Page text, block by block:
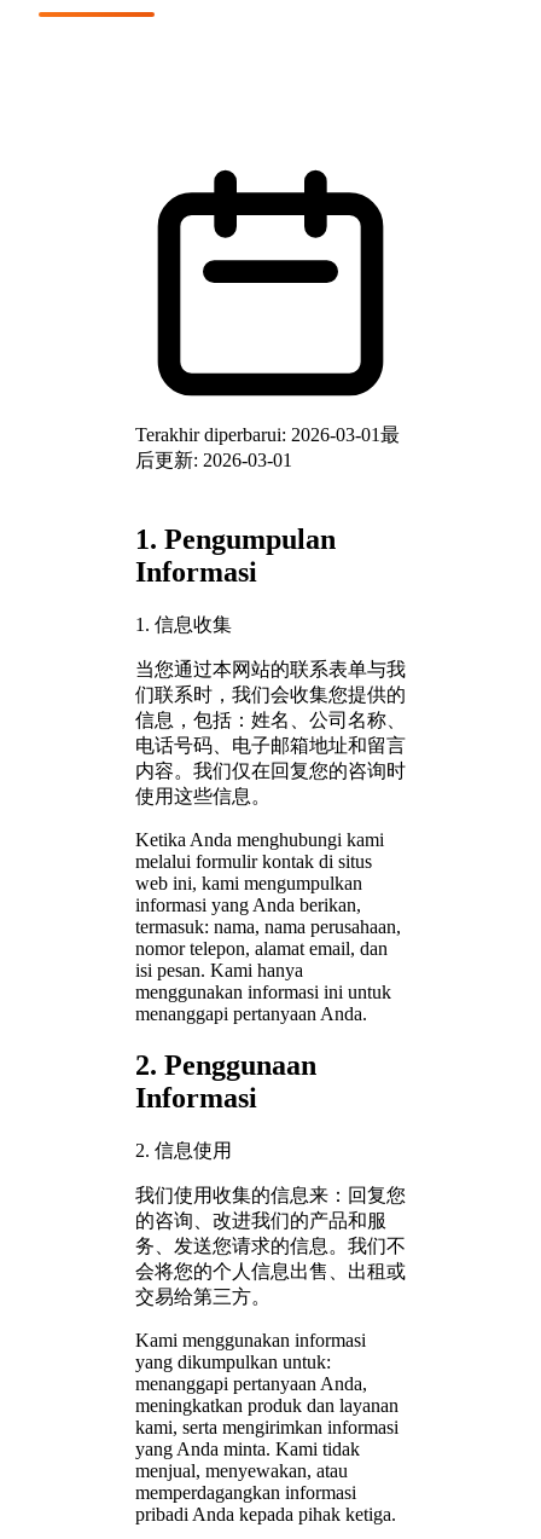
Terakhir diperbarui: 2026-03-01最
后更新: 2026-03-01
1. Pengumpulan
Informasi
1. 信息收集
当您通过本网站的联系表单与我
们联系时，我们会收集您提供的
信息，包括：姓名、公司名称、
电话号码、电子邮箱地址和留言
内容。我们仅在回复您的咨询时
使用这些信息。
Ketika Anda menghubungi kami
melalui formulir kontak di situs
web ini, kami mengumpulkan
informasi yang Anda berikan,
termasuk: nama, nama perusahaan,
nomor telepon, alamat email, dan
isi pesan. Kami hanya
menggunakan informasi ini untuk
menanggapi pertanyaan Anda.
2. Penggunaan
Informasi
2. 信息使用
我们使用收集的信息来：回复您
的咨询、改进我们的产品和服
务、发送您请求的信息。我们不
会将您的个人信息出售、出租或
交易给第三方。
Kami menggunakan informasi
yang dikumpulkan untuk:
menanggapi pertanyaan Anda,
meningkatkan produk dan layanan
kami, serta mengirimkan informasi
yang Anda minta. Kami tidak
menjual, menyewakan, atau
memperdagangkan informasi
pribadi Anda kepada pihak ketiga.